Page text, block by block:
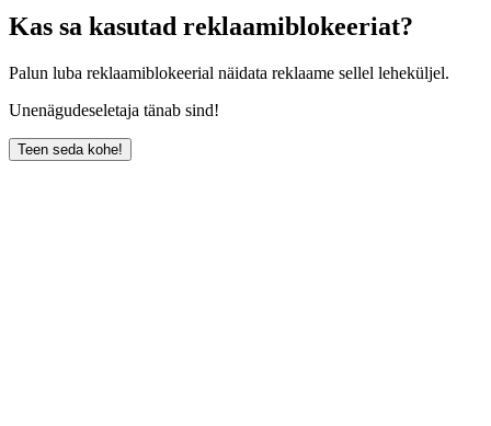
Kas sa kasutad reklaamiblokeeriat?
Palun luba reklaamiblokeerial näidata reklaame sellel leheküljel.
Unenägudeseletaja tänab sind!
Teen seda kohe!